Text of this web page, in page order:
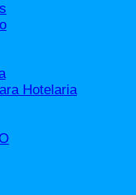
Hotelaria
Abnt